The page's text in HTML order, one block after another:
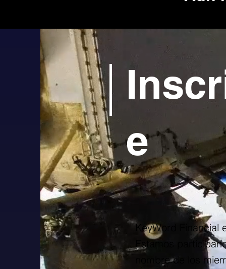
e
KeyWord Financial
Estamos
nombre de los